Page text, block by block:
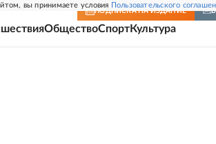
вы принимаете условия Пользовательского
ПОДПИСКА НА ИЗДАНИЕ
ОбществоСпортКультура